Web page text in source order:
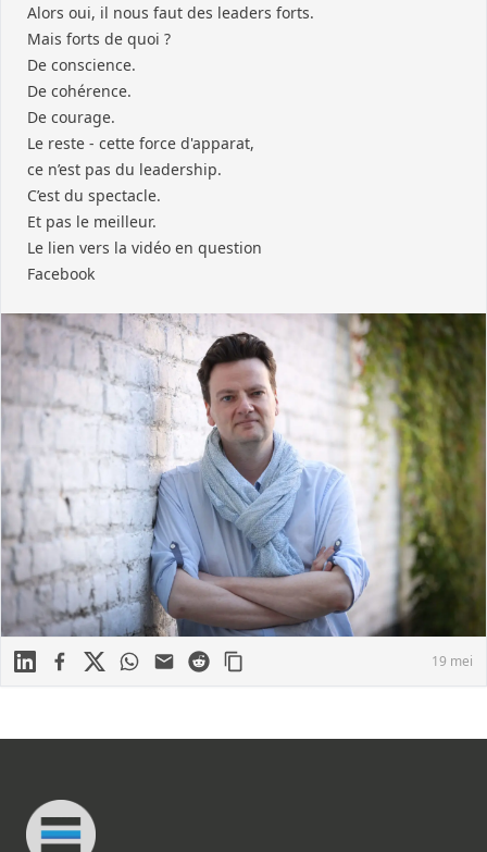
Alors oui, il nous faut des leaders forts.
Mais forts de quoi ?
De conscience.
De cohérence.
De courage.
Le reste - cette force d'apparat,
ce n’est pas du leadership.
C’est du spectacle.
Et pas le meilleur.
Le lien vers la vidéo en question
Facebook
LinkedinFacebook
X WhatsApp
Mail Reddit 19 mei
Connected Minds